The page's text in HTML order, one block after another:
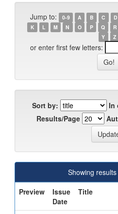
Jump to: 0-9 A B C D
K
L M N O P Q R
Y
Z
or enter first few letters:
Sort by:
In
Results/Page
Showing
Preview
Issue
Date
Title